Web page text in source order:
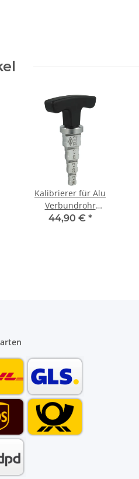
Kalibrierer für Alu
Verbundrohr
Kunststoffrohr 16 bis
44,90 € *